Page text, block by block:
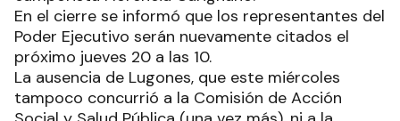
En el cierre se informó que los representantes del
Poder Ejecutivo serán nuevamente citados el
próximo jueves 20 a las 10.
La ausencia de Lugones, que este miércoles
tampoco concurrió a la Comisión de Acción